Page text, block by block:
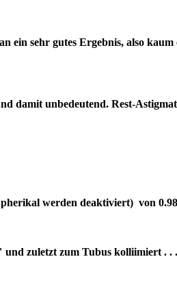
ein sehr gutes Ergebnis, also
damit unbedeutend. Rest-
werden deaktiviert) von
und zuletzt zum Tubus